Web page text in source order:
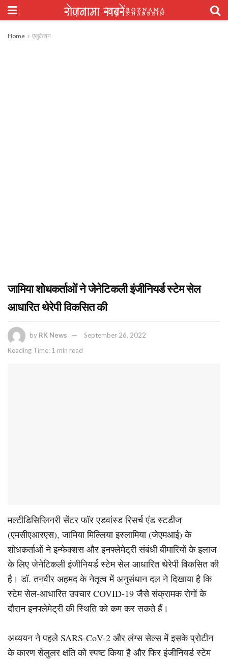
Home एजुकेशन
जामिया शोधकर्ताओं ने जेनेटिकली इंजीनियर्ड स्टेम सेल
आधारित थेरेपी विकसित की
by RK News
September 26, 2022
Reading Time: 1 min read
मल्टीडिसिप्लिनरी सेंटर फॉर एडवांस्ड रिसर्च एंड स्टडीज
(एमसीएआरएस), जामिया मिल्लिया इस्लामिया (जेएमआई) के
शोधकर्ताओं ने इन्फेक्शस और इनफ्लेमेट्री संबंधी बीमारियों के इलाज
के लिए जेनेटिकली इंजीनियर्ड स्टेम सेल आधारित थेरेपी विकसित की
है। डॉ. तनवीर अहमद के नेतृत्व में अनुसंधान दल ने दिखाया है कि
स्टेम सेल-आधारित उपचार COVID-19 जैसे संक्रामक रोगों के
दौरान इनफ्लेमेट्री की स्थिति को कम कर सकते हैं।
अध्ययन ने पहले SARS-CoV-2 और लंग्स सेल्स में इसके प्रोटीन
के कारण सेलुलर क्षति को स्पष्ट किया है और फिर इंजीनियर्ड स्टेम